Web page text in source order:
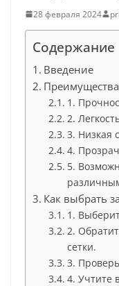
28 февраля 2024
Содержание
Введение
Преимущества
1.
2.
3. Низкая
4.
5.
Как выбрать
1.
2.
сетки.
3.
4. Учтите